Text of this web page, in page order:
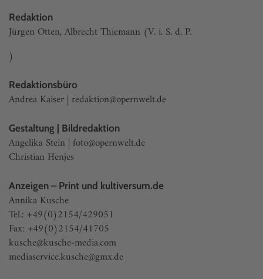
Redaktion
Jürgen Otten, Albrecht Thiemann (V. i. S. d. P.
)
Redaktionsbüro
Andrea Kaiser | redaktion@opernwelt.de
Gestaltung | Bildredaktion
Angelika Stein | foto@opernwelt.de
Christian Henjes
Anzeigen – Print und kultiversum.de
Annika Kusche
Tel.: +49(0)2154/429051
Fax: +49(0)2154/41705
kusche@kusche-media.com
mediaservice.kusche@gmx.de